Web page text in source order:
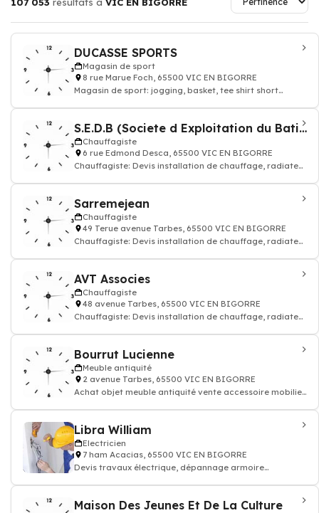
DUCASSE SPORTS
Magasin de sport
8 rue Marue Foch, 65500 VIC EN BIGORRE
Magasin de sport: jogging, basket, tee shirt short
S.E.D.B (Societe d Exploitation du Batiment)
Chauffagiste
6 rue Edmond Desca, 65500 VIC EN BIGORRE
Chauffagiste: Devis installation de chauffage, radiateur
Sarremejean
Chauffagiste
49 Terue avenue Tarbes, 65500 VIC EN BIGORRE
Chauffagiste: Devis installation de chauffage, radiateur
AVT Associes
Chauffagiste
48 avenue Tarbes, 65500 VIC EN BIGORRE
Chauffagiste: Devis installation de chauffage, radiateur
Bourrut Lucienne
Meuble antiquité
2 avenue Tarbes, 65500 VIC EN BIGORRE
Achat objet meuble antiquité vente accessoire mobilier
Libra William
Electricien
7 ham Acacias, 65500 VIC EN BIGORRE
Devis travaux électrique, dépannage armoire
Maison Des Jeunes Et De La Culture